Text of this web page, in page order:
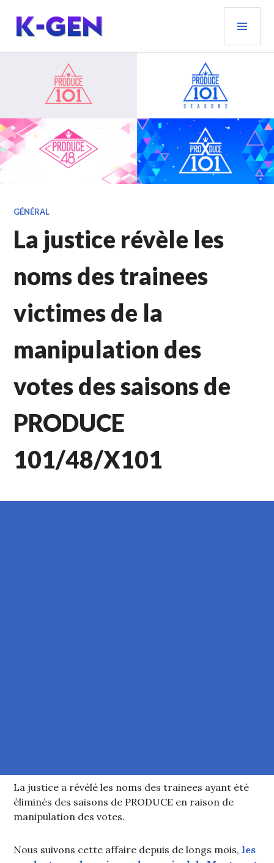
contenu
principal
K-GEN
GÉNÉRAL
La justice révèle les
noms des trainees
victimes de la
manipulation des
votes des saisons de
PRODUCE
101/48/X101
La justice a révélé les noms des trainees ayant été
éliminés des saisons de PRODUCE en raison de
manipulation des votes.
Nous suivons cette affaire depuis de longs mois,les